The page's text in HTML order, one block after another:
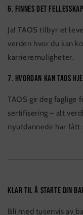
6. Finnes det
Ja! TAOS tilbyr et
verden hvor du kan
karrieremuligheter.
7. Hvordan kan TAOS
TAOS gir deg faglige
sertifisering – alt
nyutdannede har
Klar til å starte din
Bli med tusenvis av